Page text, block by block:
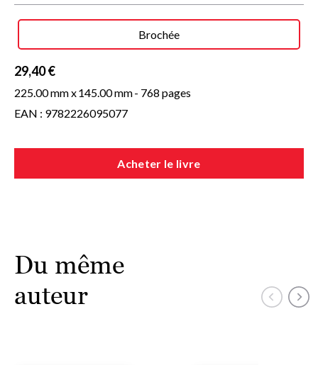
Brochée
29,40 €
225.00 mm x145.00 mm- 768 pages
EAN : 9782226095077
Acheter le livre
Du même
auteur